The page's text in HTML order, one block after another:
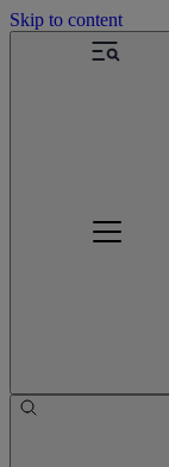
Skip to content